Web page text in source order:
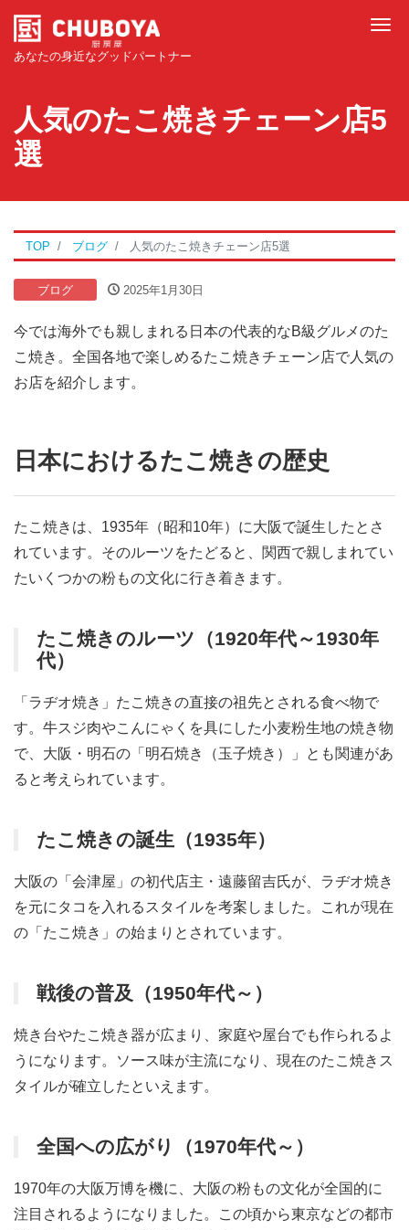
あなたの身近なグッドパートナー
人気のたこ焼きチェーン店5
選
TOP ブログ 人気のたこ焼きチェーン店5選
ブログ 2025年1月30日
今では海外でも親しまれる日本の代表的なB級グルメのた
こ焼き。全国各地で楽しめるたこ焼きチェーン店で人気の
お店を紹介します。
日本におけるたこ焼きの歴史
たこ焼きは、1935年（昭和10年）に大阪で誕生したとさ
れています。そのルーツをたどると、関西で親しまれてい
たいくつかの粉もの文化に行き着きます。
たこ焼きのルーツ（1920年代～1930年
代）
「ラヂオ焼き」たこ焼きの直接の祖先とされる食べ物で
す。牛スジ肉やこんにゃくを具にした小麦粉生地の焼き物
で、大阪・明石の「明石焼き（玉子焼き）」とも関連があ
ると考えられています。
たこ焼きの誕生（1935年）
大阪の「会津屋」の初代店主・遠藤留吉氏が、ラヂオ焼き
を元にタコを入れるスタイルを考案しました。これが現在
の「たこ焼き」の始まりとされています。
戦後の普及（1950年代～）
焼き台やたこ焼き器が広まり、家庭や屋台でも作られるよ
うになります。ソース味が主流になり、現在のたこ焼きス
タイルが確立したといえます。
全国への広がり（1970年代～）
1970年の大阪万博を機に、大阪の粉もの文化が全国的に
注目されるようになりました。この頃から東京などの都市